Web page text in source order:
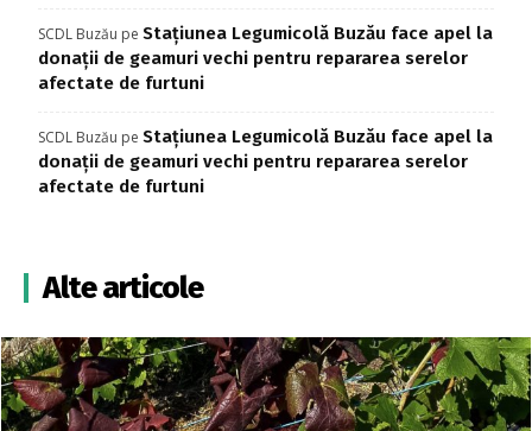
SCDL Buzău pe Stațiunea Legumicolă Buzău face apel la
donații de geamuri vechi pentru repararea serelor
afectate de furtuni
SCDL Buzău pe Stațiunea Legumicolă Buzău face apel la
donații de geamuri vechi pentru repararea serelor
afectate de furtuni
Alte articole